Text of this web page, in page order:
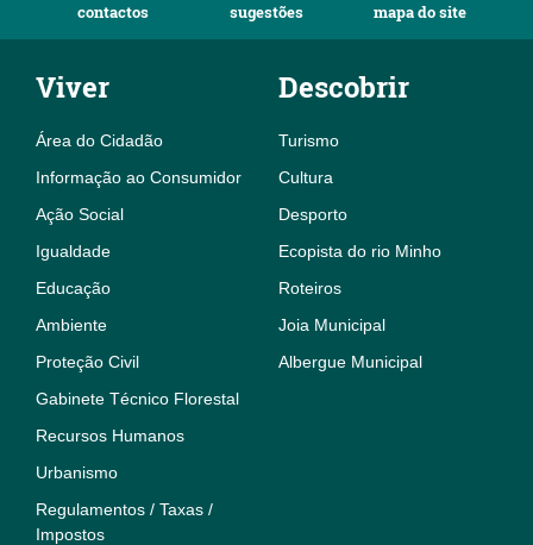
contactos sugestões mapa do site
Viver
Área do Cidadão
Informação ao Consumidor
Ação Social
Igualdade
Educação
Ambiente
Proteção Civil
Gabinete Técnico Florestal
Recursos Humanos
Urbanismo
Regulamentos / Taxas /
Impostos
Descobrir
Turismo
Cultura
Desporto
Ecopista do rio Minho
Roteiros
Joia Municipal
Albergue Municipal